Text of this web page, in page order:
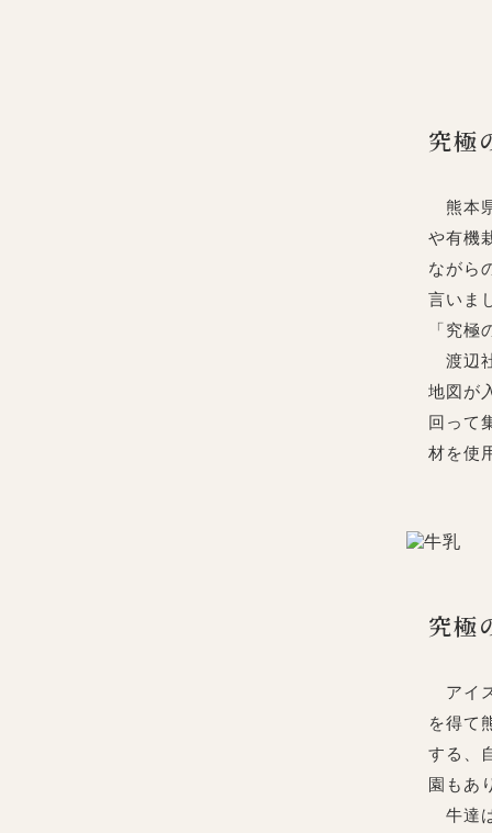
究極
熊本
や有機
ながら
言いま
「究
渡辺
地図が
回って
材を使
究極
アイ
を得て
する、
園もあ
牛達